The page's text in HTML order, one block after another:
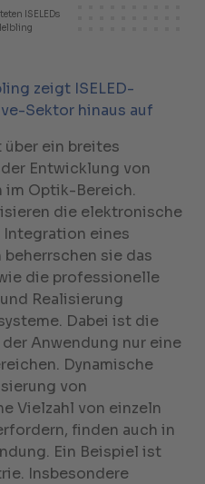
ISELEDs
zeigt ISELED-
Sektor hinaus auf
ein breites
Entwicklung von
im Optik-Bereich.
die elektronische
eines
beherrschen sie das
die professionelle
Realisierung
Dabei ist die
Anwendung nur eine
Dynamische
von
Vielzahl von einzeln
finden auch in
Ein Beispiel ist
Insbesondere